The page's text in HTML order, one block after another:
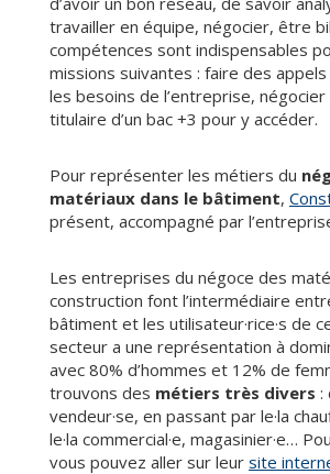
travailler en équipe, négocier, être
compétences sont indispensables
missions suivantes : faire des
les besoins de l’entreprise,
titulaire d’un bac +3 pour y accéder.
Pour représenter les métiers du
matériaux dans le bâtiment,
présent, accompagné par
Les entreprises du négoce des
construction font l’intermédiaire
bâtiment et les utilisateur·rice·s de
secteur a une représentation à
avec 80% d’hommes et 12% de
trouvons des métiers très divers :
vendeur·se, en passant par le·la
le·la commercial·e, magasinier·e…
vous pouvez aller sur leur site